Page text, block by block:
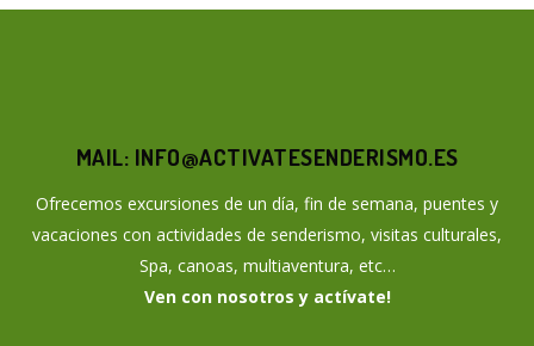
MAIL: INFO@ACTIVATESENDERISMO.ES
Ofrecemos excursiones de un día, fin de semana, puentes y
vacaciones con actividades de senderismo, visitas culturales,
Spa, canoas, multiaventura, etc…
Ven con nosotros y actívate!